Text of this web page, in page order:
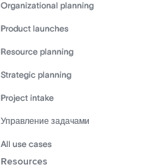
Organizational planning
Product launches
Resource planning
Strategic planning
Project intake
Управление задачами
All use cases
Resources